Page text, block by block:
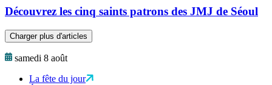
Découvrez les cinq saints patrons des JMJ de Séoul
Charger plus d'articles
samedi 8 août
La fête du jour